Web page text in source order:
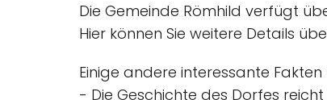
Die Gemeinde Römhild verfügt
Hier können Sie weitere Details
Einige andere interessante
- Die Geschichte des Dorfes